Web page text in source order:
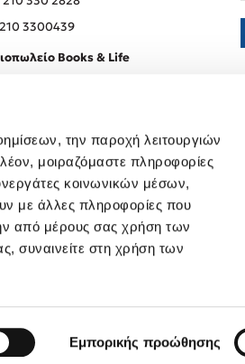
την παροχή λειτουργιών
μοιραζόμαστε πληροφορίες
κοινωνικών μέσων,
με άλλες πληροφορίες που
από μέρους σας χρήση των
συναινείτε στη χρήση των
Εμπορικής προώθησης
3300439
Books & Life
Powered by